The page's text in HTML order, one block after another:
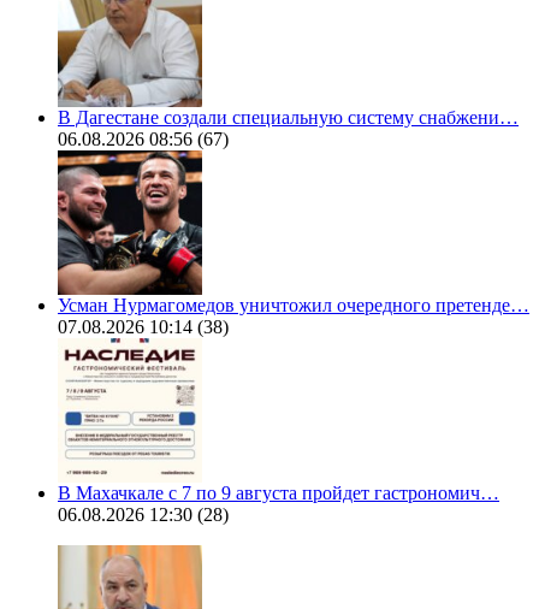
В Дагестане создали специальную систему снабжени…
06.08.2026 08:56 (67)
Усман Нурмагомедов уничтожил очередного претенде…
07.08.2026 10:14 (38)
В Махачкале с 7 по 9 августа пройдет гастрономич…
06.08.2026 12:30 (28)